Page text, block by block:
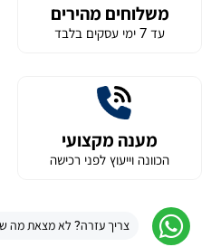
משלוחים מהירים
עד 7 ימי עסקים בלבד
מענה מקצועי
הכוונה וייעוץ לפני רכישה
צריך עזרה? לא מצאת מה